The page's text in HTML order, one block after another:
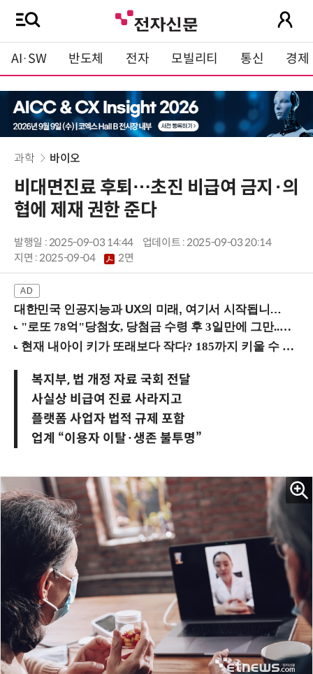
AI·SW 반도체 전자 모빌리티 통신 경제
과학 바이오
비대면진료 후퇴…초진 비급여 금지·의
협에 제재 권한 준다
발행일 : 2025-09-03 14:44
업데이트 : 2025-09-03 20:14
지면 :2025-09-04 2면
대한민국 인공지능과 UX의 미래, 여기서 시작됩니다! (9/2 강남역)
복지부, 법 개정 자료 국회 전달
사실상 비급여 진료 사라지고
플랫폼 사업자 법적 규제 포함
업계 “이용자 이탈·생존 불투명”